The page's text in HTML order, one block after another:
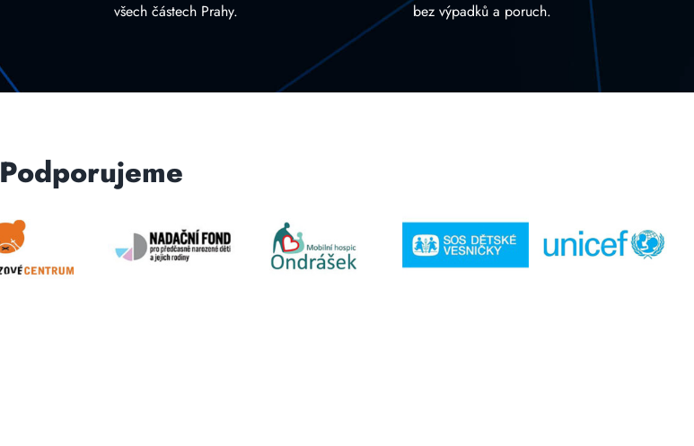
všech částech Prahy.
bez výpadků a poruch.
Podporujeme